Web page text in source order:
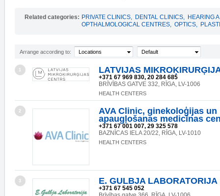
Related categories: PRIVATE CLINICS, DENTAL CLINICS, HEARING
OPTHALMOLOGICAL CENTRES, OPTICS,
Arrange according to: Locations Default
1 LATVIJAS
+371 67 969 830, 20 284 685
BRĪVĪBAS GATVE 332, RĪGA, LV-1006
HEALTH CENTERS
2
AVA Clinic, ginekoloģijas un
apaugļošanas medicīnas
+371 67 001 007, 29 325 578
BAZNĪCAS IELA 20/22, RĪGA, LV-1010
HEALTH CENTERS
3 E. GULBJA LABORATORIJA
+371 67 545 052